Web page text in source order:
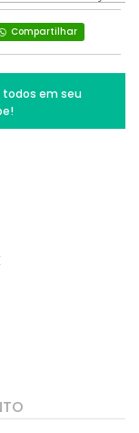
Compartilhar
em seu